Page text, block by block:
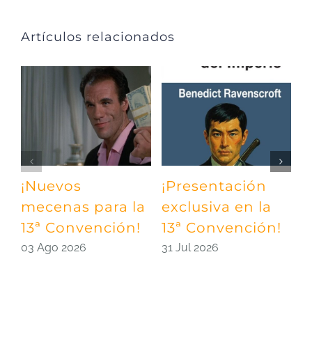
Artículos relacionados
¡Nuevos
mecenas para la
13ª Convención!
03 Ago 2026
¡Presentación
exclusiva en la
13ª Convención!
31 Jul 2026